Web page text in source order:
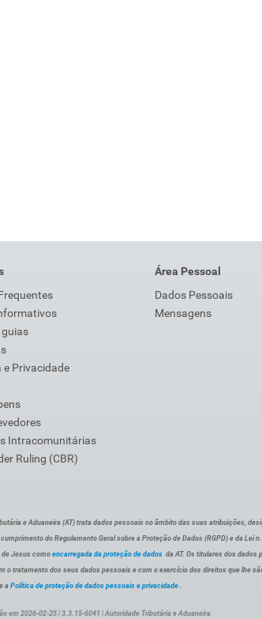
guias
e Privacidade
Intracomunitárias
Ruling (CBR)
Área Pessoal
Dados Pessoais
Mensagens
e Aduaneira (AT) trata dados pessoais no âmbito das suas atribuições,
do Regulamento Geral sobre a Proteção de Dados (RGPD) e da Lei
de Jesus como encarregada da proteção de dados da AT. Os titulares dos dados
o tratamento dos seus dados pessoais e com o exercício dos direitos que lhe
a Política de proteção de dados pessoais e privacidade .
em 2026-02-25 | 3.3.15-6041 | Autoridade Tributária e Aduaneira